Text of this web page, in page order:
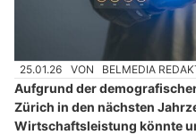
25.01.26 VON BELMEDIA
Aufgrund der
Zürich in den nächsten
Wirtschaftsleistung könnte